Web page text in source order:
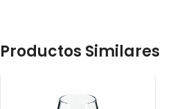
Productos Similares